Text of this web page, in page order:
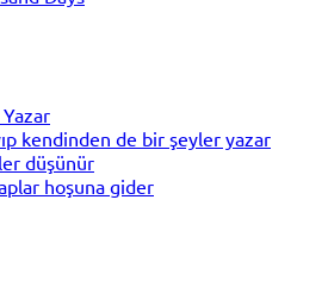
kendinden de bir şeyler yazar
düşünür
hoşuna gider